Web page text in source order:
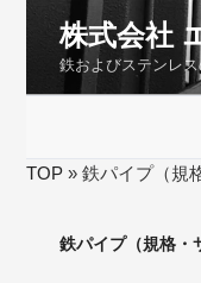
ン
ス
株式会社
鉄およびステンレ
TOP » 鉄パイプ（規
鉄パイプ（規格・